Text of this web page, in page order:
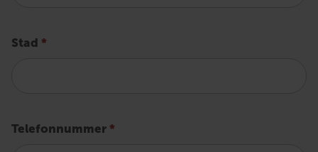
Stad *
Telefonnummer *